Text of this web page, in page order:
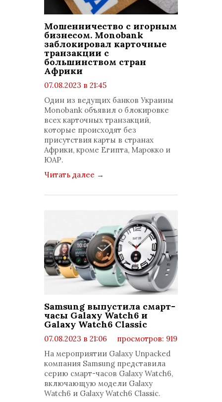
Мошенничество с игорным
бизнесом. Monobank
заблокировал карточные
транзакции с
большинством стран
Африки
07.08.2023 в 21:45
просмотров: 649
комментариев: 0
Один из ведущих банков Украины
Monobank объявил о блокировке
всех карточных транзакций,
которые происходят без
присутствия карты в странах
Африки, кроме Египта, Марокко и
ЮАР.
Читать далее →
Samsung выпустила смарт-
часы Galaxy Watch6 и
Galaxy Watch6 Classic
07.08.2023 в 21:06
просмотров: 919
комментариев: 0
На мероприятии Galaxy Unpacked
компания Samsung представила
серию смарт-часов Galaxy Watch6,
включающую модели Galaxy
Watch6 и Galaxy Watch6 Classic.